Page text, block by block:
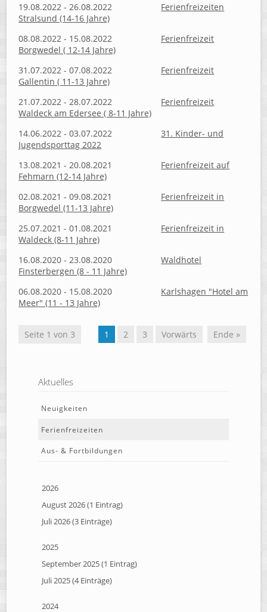
19.08.2022 - 26.08.2022
Ferienfreizeiten
Stralsund (14-16 Jahre)
08.08.2022 - 15.08.2022
Ferienfreizeit
Borgwedel ( 12-14 Jahre)
31.07.2022 - 07.08.2022
Ferienfreizeit
Gallentin ( 11-13 Jahre)
21.07.2022 - 28.07.2022
Ferienfreizeit
Waldeck am Edersee ( 8-11 Jahre)
14.06.2022 - 03.07.2022
31. Kinder- und
Jugendsporttag 2022
13.08.2021 - 20.08.2021
Ferienfreizeit auf
Fehmarn (12-14 Jahre)
02.08.2021 - 09.08.2021
Ferienfreizeit in
Borgwedel (11-13 Jahre)
25.07.2021 - 01.08.2021
Ferienfreizeit in
Waldeck (8-11 Jahre)
16.08.2020 - 23.08.2020
Waldhotel
Finsterbergen (8 - 11 Jahre)
06.08.2020 - 15.08.2020
Karlshagen "Hotel am
Meer" (11 - 13 Jahre)
Seite 1 von 3 1 2 3 Vorwärts Ende »
Aktuelles
Neuigkeiten
Ferienfreizeiten
Aus- & Fortbildungen
2026
August 2026 (1 Eintrag)
Juli 2026 (3 Einträge)
2025
September 2025 (1 Eintrag)
Juli 2025 (4 Einträge)
2024